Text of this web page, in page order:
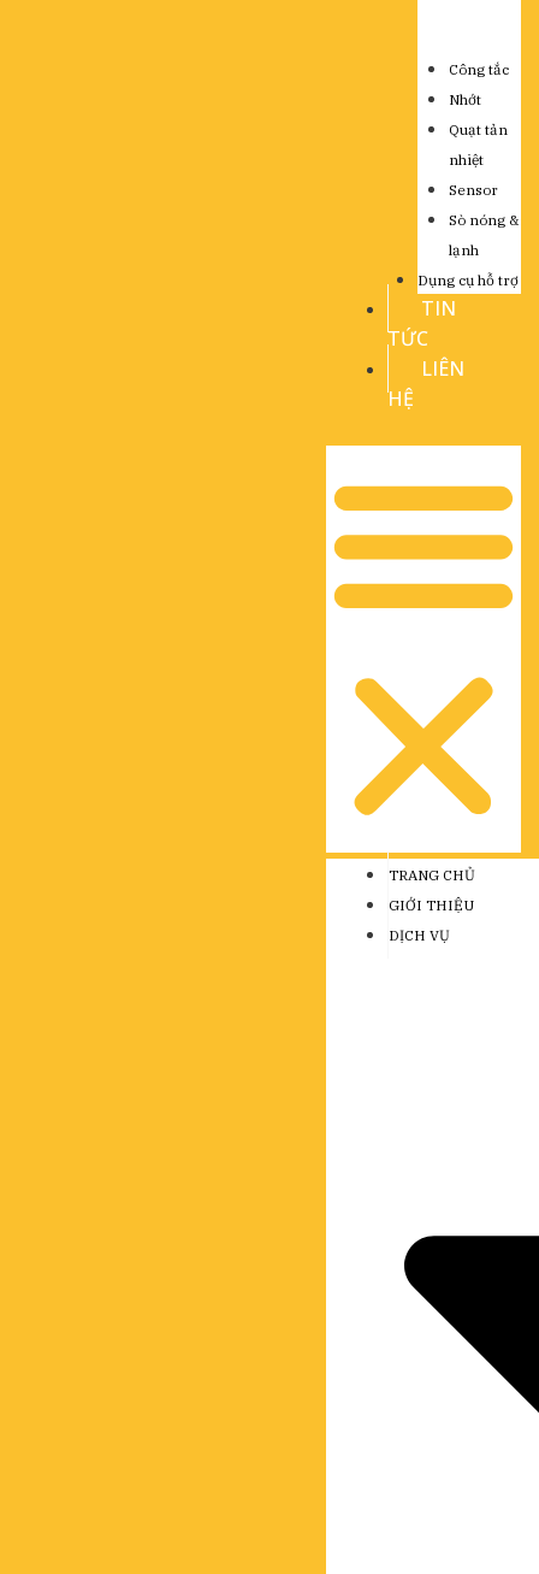
Công tắc
Nhớt
Quạt tản
nhiệt
Sensor
Sò nóng &
lạnh
Dụng cụ hỗ trợ
TIN
TỨC
LIÊN
HỆ
TRANG CHỦ
GIỚI THIỆU
DỊCH VỤ